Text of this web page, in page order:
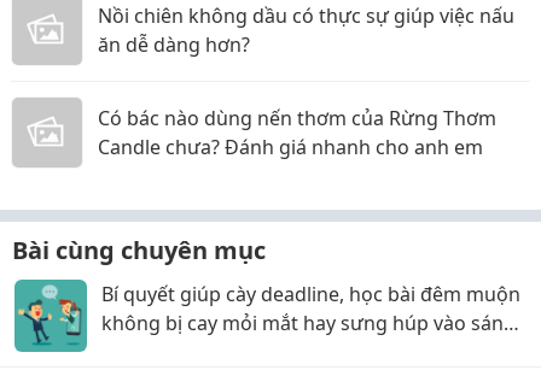
Nồi chiên không dầu có thực sự giúp việc nấu
ăn dễ dàng hơn?
Có bác nào dùng nến thơm của Rừng Thơm
Candle chưa? Đánh giá nhanh cho anh em
Bài cùng chuyên mục
Bí quyết giúp cày deadline, học bài đêm muộn
không bị cay mỏi mắt hay sưng húp vào sáng